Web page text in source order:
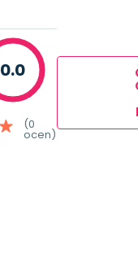
0.0
(0
ocen)